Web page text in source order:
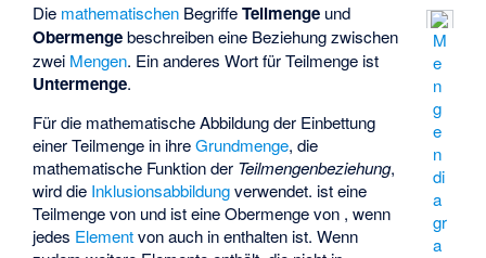
M
e
n
g
e
n
di
a
gr
a
Die mathematischen BegriffeTeilmenge und
Obermengebeschreiben eine Beziehung zwischen
zwei Mengen. Ein anderes Wort für Teilmenge ist
Untermenge.
Für die mathematische Abbildung der Einbettung
einer Teilmenge in ihreGrundmenge, die
mathematische Funktionder Teilmengenbeziehung,
wird die Inklusionsabbildungverwendet. ist eine
Teilmenge von und ist eine Obermenge von , wenn
jedes Elementvonauch inenthalten ist. Wenn